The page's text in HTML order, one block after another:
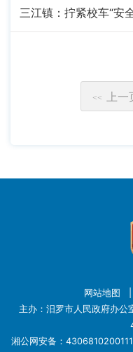
<< 上一
网站地图
主办：汨罗市人民政府办
湘公网安备：